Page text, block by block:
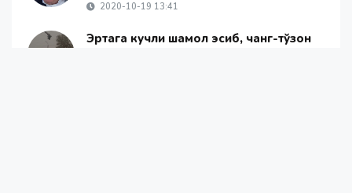
2020-10-19 13:41
Эртага кучли шамол эсиб, чанг-тўзон